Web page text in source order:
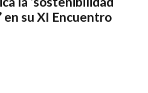
su XI Encuentro